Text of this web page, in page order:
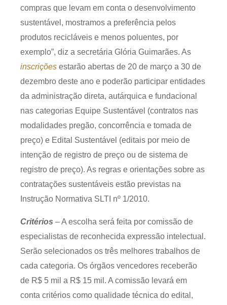
Receba por RSS
Av. Sete de Setembro, 4698
Batel Curitiba /PR CEP 80240-000
Telefone (41) 2109-8666
Whatsapp (41) 98881-6616
compras que levam em conta o desenvolvimento
sustentável, mostramos a preferência pelos
produtos recicláveis e menos poluentes, por
exemplo”, diz a secretária Glória Guimarães. As
inscrições estarão abertas de 20 de março a 30 de
dezembro deste ano e poderão participar entidades
da administração direta, autárquica e fundacional
nas categorias Equipe Sustentável (contratos nas
modalidades pregão, concorrência e tomada de
preço) e Edital Sustentável (editais por meio de
intenção de registro de preço ou de sistema de
registro de preço). As regras e orientações sobre as
contratações sustentáveis estão previstas na
Instrução Normativa SLTI nº 1/2010.
Critérios – A escolha será feita por comissão de
especialistas de reconhecida expressão intelectual.
Serão selecionados os três melhores trabalhos de
cada categoria. Os órgãos vencedores receberão
de R$ 5 mil a R$ 15 mil. A comissão levará em
conta critérios como qualidade técnica do edital,